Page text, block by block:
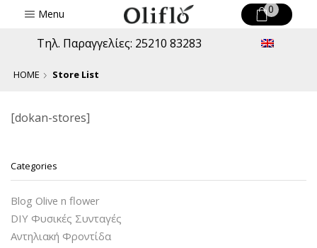
Menu 0
Τηλ. Παραγγελίες: 25210 83283
HOME Store List
[dokan-stores]
Categories
Blog Olive n flower
DIY Φυσικές Συνταγές
Αντηλιακή Φροντίδα